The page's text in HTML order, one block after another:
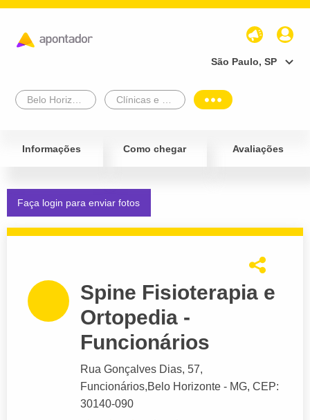
São Paulo, SP
Informações Como chegar Avaliações
Faça login para enviar fotos
Spine Fisioterapia e
Ortopedia -
Funcionários
Rua Gonçalves Dias, 57,
Funcionários,Belo Horizonte - MG, CEP:
30140-090